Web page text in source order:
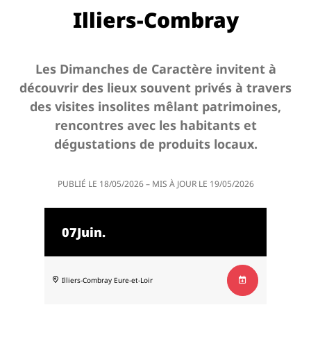
Illiers-Combray
Les Dimanches de Caractère invitent à
découvrir des lieux souvent privés à travers
des visites insolites mêlant patrimoines,
rencontres avec les habitants et
dégustations de produits locaux.
PUBLIÉ LE 18/05/2026– MIS À JOUR LE 19/05/2026
07Juin.
Illiers-Combray Eure-et-Loir